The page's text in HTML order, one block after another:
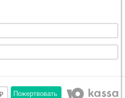
Пожертвовать